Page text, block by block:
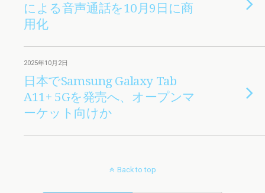
による音声通話を10月9日に商
用化
2025年10月2日
日本でSamsung Galaxy Tab
A11+ 5Gを発売へ、オープンマ
ーケット向けか
Back to top